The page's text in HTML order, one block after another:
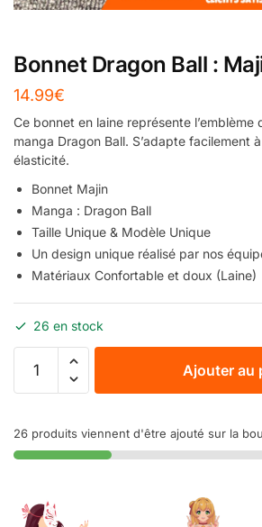
Bonnet Dragon Ball :
14.99€
Ce bonnet en laine représente l’emblème
manga Dragon Ball. S’adapte facilement
élasticité.
Bonnet Majin
Manga : Dragon Ball
Taille Unique & Modèle Unique
Un design unique réalisé par nos
Matériaux Confortable et doux (Laine)
26 en stock
Ajouter au
26 produits viennent d'être ajouté sur la